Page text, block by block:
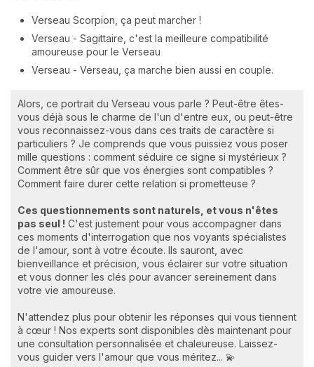
Verseau Scorpion, ça peut marcher !
Verseau - Sagittaire, c'est la meilleure compatibilité
amoureuse pour le Verseau
Verseau - Verseau, ça marche bien aussi en couple.
Alors, ce portrait du Verseau vous parle ? Peut-être êtes-
vous déjà sous le charme de l'un d'entre eux, ou peut-être
vous reconnaissez-vous dans ces traits de caractère si
particuliers ? Je comprends que vous puissiez vous poser
mille questions : comment séduire ce signe si mystérieux ?
Comment être sûr que vos énergies sont compatibles ?
Comment faire durer cette relation si prometteuse ?
Ces questionnements sont naturels, et vous n'êtes
pas seul ! C'est justement pour vous accompagner dans
ces moments d'interrogation que nos voyants spécialistes
de l'amour, sont à votre écoute. Ils sauront, avec
bienveillance et précision, vous éclairer sur votre situation
et vous donner les clés pour avancer sereinement dans
votre vie amoureuse.
N'attendez plus pour obtenir les réponses qui vous tiennent
à cœur ! Nos experts sont disponibles dès maintenant pour
une consultation personnalisée et chaleureuse. Laissez-
vous guider vers l'amour que vous méritez... 💫